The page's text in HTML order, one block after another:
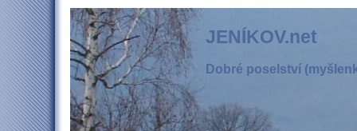
JENÍKOV.net
Dobré poselství